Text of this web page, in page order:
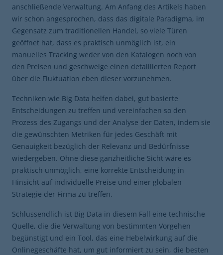
anschließende Verwaltung. Am Anfang des Artikels haben
wir schon angesprochen, dass das digitale Paradigma, im
Gegensatz zum traditionellen Handel, so viele Türen
geöffnet hat, dass es praktisch unmöglich ist, ein
manuelles Tracking weder von den Katalogen noch von
den Preisen und geschweige einen detaillierten Report
über die Fluktuation eben dieser vorzunehmen.
Techniken wie Big Data helfen dabei, gut basierte
Entscheidungen zu treffen und vereinfachen so den
Prozess des Zugangs und der Analyse der Daten, indem sie
die gewünschten Metriken für jedes Geschäft mit
Genauigkeit bezüglich der Relevanz und Bedürfnisse
wiedergeben. Ohne diese ganzheitliche Sicht wäre es
praktisch unmöglich, eine korrekte Entscheidung in
Hinsicht auf individuelle Preise und einer globalen
Strategie der Firma zu treffen.
Schlussendlich ist Big Data in diesem Fall eine technische
Quelle, die die Verwaltung von bestimmten Vorgehen
begünstigt und ein Tool, das eine Hebelwirkung auf die
Onlinegeschäfte hat, um gut informiert zu sein, die besten